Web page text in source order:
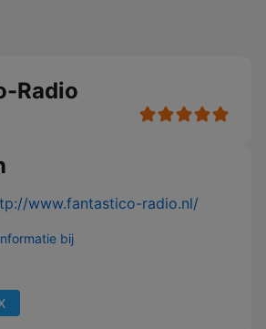
Radio
www.fantastico-radio.nl/
bij